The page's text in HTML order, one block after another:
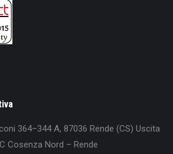
364–344 A, 87036 Rende (CS) Uscita
Cosenza Nord – Rende